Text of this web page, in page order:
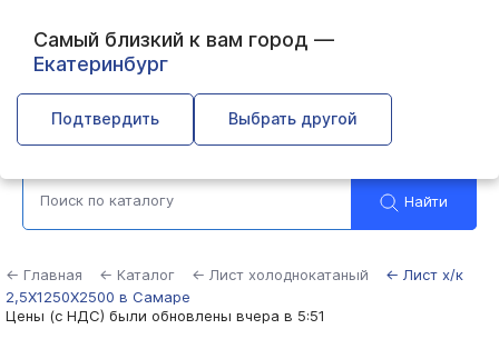
Самый близкий к вам город —
Екатеринбург
Подтвердить Выбрать другой
Самара
Найти
← Главная ← Каталог ← Лист холоднокатаный
← Лист х/к
2,5Х1250Х2500 в Самаре
Цены (с НДС) были обновлены вчера в 5:51